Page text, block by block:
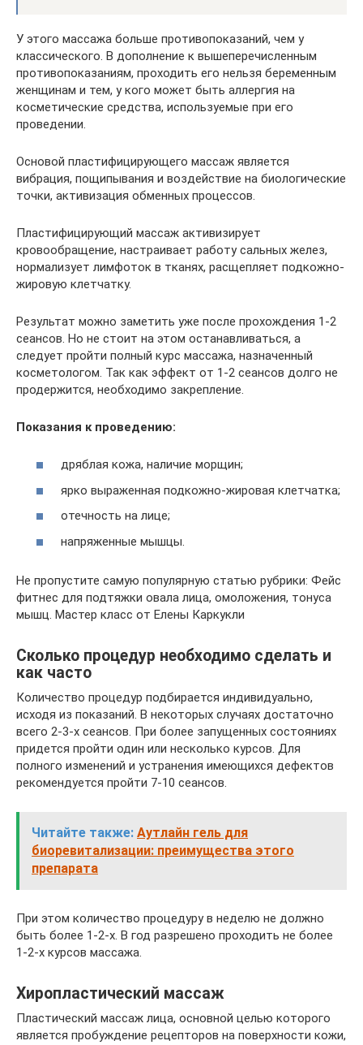
У этого массажа больше противопоказаний, чем у
классического. В дополнение к вышеперечисленным
противопоказаниям, проходить его нельзя беременным
женщинам и тем, у кого может быть аллергия на
косметические средства, используемые при его
проведении.
Основой пластифицирующего массаж является
вибрация, пощипывания и воздействие на биологические
точки, активизация обменных процессов.
Пластифицирующий массаж активизирует
кровообращение, настраивает работу сальных желез,
нормализует лимфоток в тканях, расщепляет подкожно-
жировую клетчатку.
Результат можно заметить уже после прохождения 1-2
сеансов. Но не стоит на этом останавливаться, а
следует пройти полный курс массажа, назначенный
косметологом. Так как эффект от 1-2 сеансов долго не
продержится, необходимо закрепление.
Показания к проведению:
дряблая кожа, наличие морщин;
ярко выраженная подкожно-жировая клетчатка;
отечность на лице;
напряженные мышцы.
Не пропустите самую популярную статью рубрики: Фейс
фитнес для подтяжки овала лица, омоложения, тонуса
мышц. Мастер класс от Елены Каркукли
Сколько процедур необходимо сделать и
как часто
Количество процедур подбирается индивидуально,
исходя из показаний. В некоторых случаях достаточно
всего 2-3-х сеансов. При более запущенных состояниях
придется пройти один или несколько курсов. Для
полного изменений и устранения имеющихся дефектов
рекомендуется пройти 7-10 сеансов.
Читайте также: Аутлайн гель для
биоревитализации: преимущества этого
препарата
При этом количество процедуру в неделю не должно
быть более 1-2-х. В год разрешено проходить не более
1-2-х курсов массажа.
Хиропластический массаж
Пластический массаж лица, основной целью которого
является пробуждение рецепторов на поверхности кожи,